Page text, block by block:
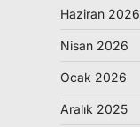
Haziran 2026
Nisan 2026
Ocak 2026
Aralık 2025